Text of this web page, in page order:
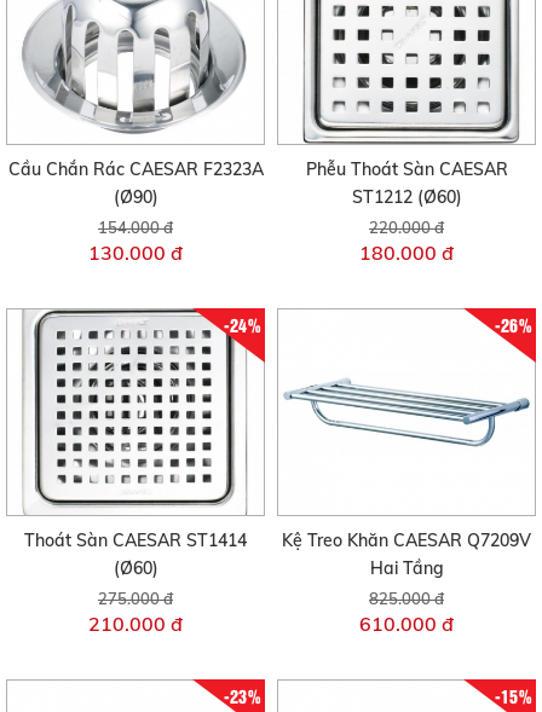
Cầu Chắn Rác CAESAR F2323A
(Ø90)
154.000 đ
130.000 đ
Phễu Thoát Sàn CAESAR
ST1212 (Ø60)
220.000 đ
180.000 đ
-24%
Thoát Sàn CAESAR ST1414
(Ø60)
275.000 đ
210.000 đ
-26%
Kệ Treo Khăn CAESAR Q7209V
Hai Tầng
825.000 đ
610.000 đ
-23% -15%